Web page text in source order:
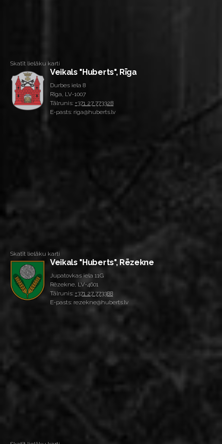
Skatīt lielāku karti
Veikals "Huberts", Rīga
Durbes iela 8
Rīga, LV-1007
Tālrunis: +371 27 773328
E-pasts: riga@huberts.lv
Skatīt lielāku karti
Veikals "Huberts", Rēzekne
Jupatovkas iela 11G
Rēzekne, LV-4601
Tālrunis: +371 27 773388
E-pasts: rezekne@huberts.lv